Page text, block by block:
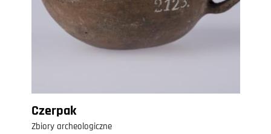
Czerpak
Zbiory archeologiczne